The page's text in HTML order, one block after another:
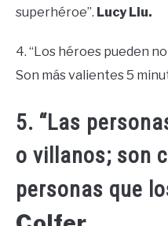
superhéroe”. Lucy Liu.
4. “Los héroes pueden
Son más valientes 5
5. “Las
o villanos; son
personas que